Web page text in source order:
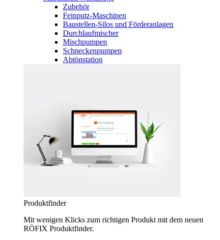
Zubehör
Feinputz-Maschinen
Baustellen-Silos und Förderanlagen
Durchlaufmischer
Mischpumpen
Schneckenpumpen
Abtönstation
Produktfinder
Mit wenigen Klicks zum richtigen Produkt mit dem neuen
RÖFIX Produktfinder.